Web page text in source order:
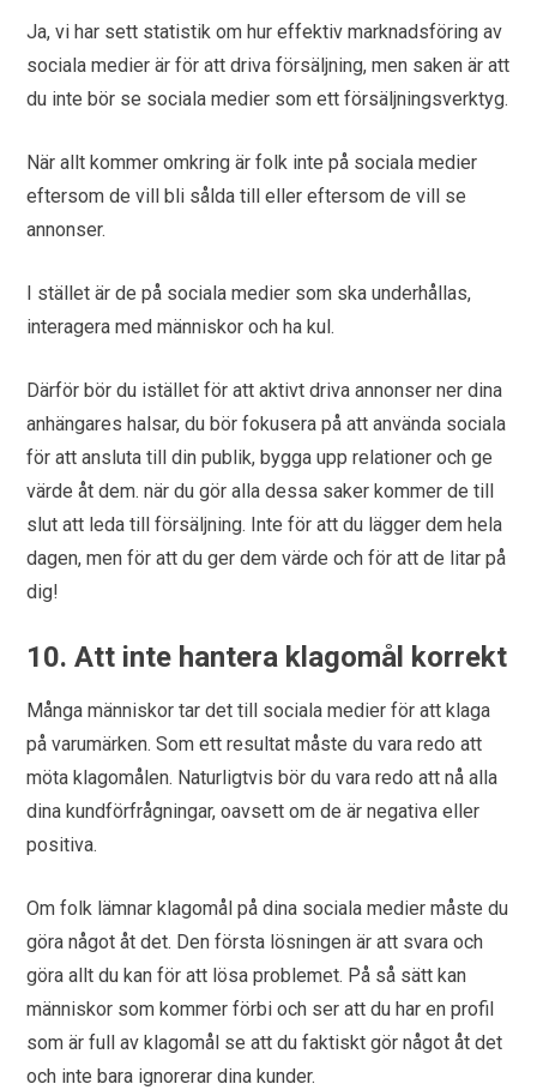
Ja, vi har sett statistik om hur effektiv marknadsföring av
sociala medier är för att driva försäljning, men saken är att
du inte bör se sociala medier som ett försäljningsverktyg.
När allt kommer omkring är folk inte på sociala medier
eftersom de vill bli sålda till eller eftersom de vill se
annonser.
I stället är de på sociala medier som ska underhållas,
interagera med människor och ha kul.
Därför bör du istället för att aktivt driva annonser ner dina
anhängares halsar, du bör fokusera på att använda sociala
för att ansluta till din publik, bygga upp relationer och ge
värde åt dem. när du gör alla dessa saker kommer de till
slut att leda till försäljning. Inte för att du lägger dem hela
dagen, men för att du ger dem värde och för att de litar på
dig!
10. Att inte hantera klagomål korrekt
Många människor tar det till sociala medier för att klaga
på varumärken. Som ett resultat måste du vara redo att
möta klagomålen. Naturligtvis bör du vara redo att nå alla
dina kundförfrågningar, oavsett om de är negativa eller
positiva.
Om folk lämnar klagomål på dina sociala medier måste du
göra något åt ​​det. Den första lösningen är att svara och
göra allt du kan för att lösa problemet. På så sätt kan
människor som kommer förbi och ser att du har en profil
som är full av klagomål se att du faktiskt gör något åt ​​det
och inte bara ignorerar dina kunder.